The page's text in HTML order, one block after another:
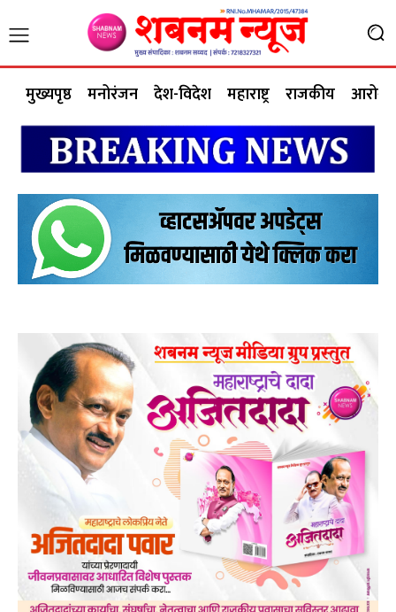
मुख्यपृष्ठ मनोरंजन देश-विदेश महाराष्ट्र राजकीय आरोग्य